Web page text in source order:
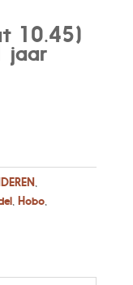
10.45)
jaar
,
, Hobo,